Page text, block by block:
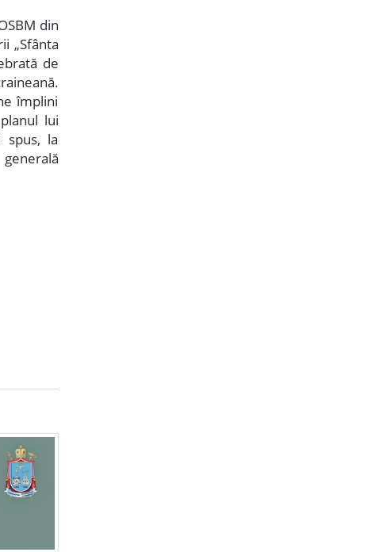
din
„Sfânta
de
împlini
lui
spus, la